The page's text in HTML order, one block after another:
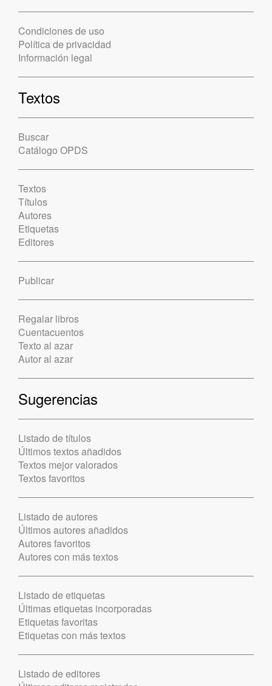
Condiciones de uso
Política de privacidad
Información legal
Textos
Buscar
Catálogo OPDS
Textos
Títulos
Autores
Etiquetas
Editores
Publicar
Regalar libros
Cuentacuentos
Texto al azar
Autor al azar
Sugerencias
Listado de títulos
Últimos textos añadidos
Textos mejor valorados
Textos favoritos
Listado de autores
Últimos autores añadidos
Autores favoritos
Autores con más textos
Listado de etiquetas
Últimas etiquetas incorporadas
Etiquetas favoritas
Etiquetas con más textos
Listado de editores